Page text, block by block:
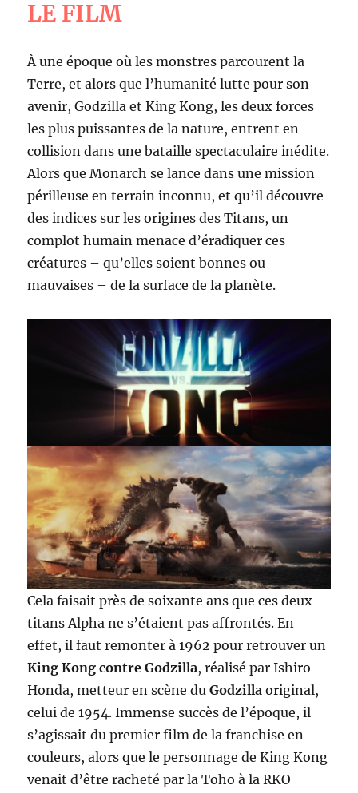
LE FILM
À une époque où les monstres parcourent la
Terre, et alors que l’humanité lutte pour son
avenir, Godzilla et King Kong, les deux forces
les plus puissantes de la nature, entrent en
collision dans une bataille spectaculaire inédite.
Alors que Monarch se lance dans une mission
périlleuse en terrain inconnu, et qu’il découvre
des indices sur les origines des Titans, un
complot humain menace d’éradiquer ces
créatures – qu’elles soient bonnes ou
mauvaises – de la surface de la planète.
Cela faisait près de soixante ans que ces deux
titans Alpha ne s’étaient pas affrontés. En
effet, il faut remonter à 1962 pour retrouver un
King Kong contre Godzilla, réalisé par Ishiro
Honda, metteur en scène duGodzilla original,
celui de 1954. Immense succès de l’époque, il
s’agissait du premier film de la franchise en
couleurs, alors que le personnage de King Kong
venait d’être racheté par la Toho à la RKO